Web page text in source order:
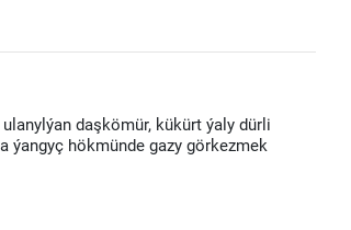
daşkömür, kükürt ýaly dürli
ýangyç hökmünde gazy görkezmek